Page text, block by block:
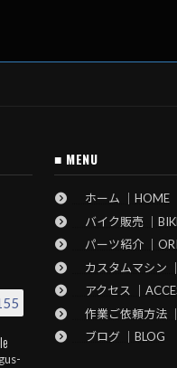
■ MENU
ホーム ｜HOME
バイク販売 ｜
パーツ紹介 ｜
カスタムマシン
アクセス ｜
作業ご依頼方法
ブログ ｜BLOG